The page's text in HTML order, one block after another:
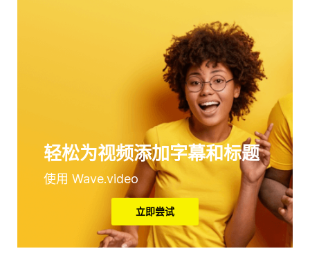
轻松为视频添加字幕和标题
使用 Wave.video
立即尝试